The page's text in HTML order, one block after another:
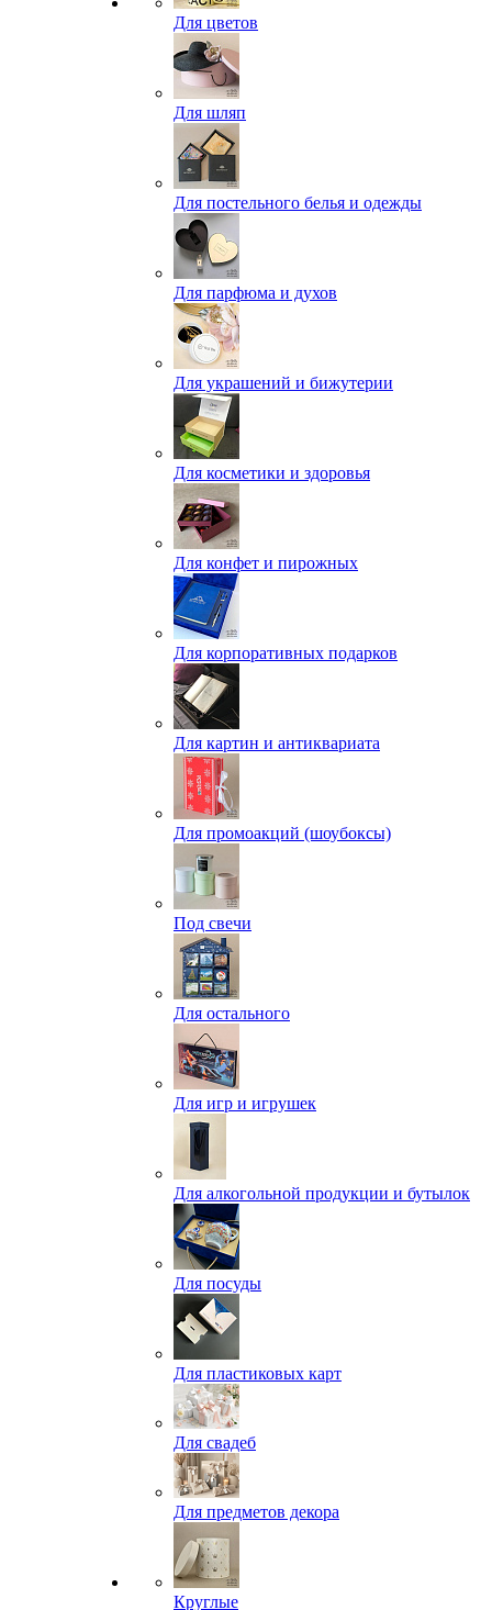
Для цветов
Для шляп
Для постельного белья и одежды
Для парфюма и духов
Для украшений и бижутерии
Для косметики и здоровья
Для конфет и пирожных
Для корпоративных подарков
Для картин и антиквариата
Для промоакций (шоубоксы)
Под свечи
Для остального
Для игр и игрушек
Для алкогольной продукции и бутылок
Для посуды
Для пластиковых карт
Для свадеб
Для предметов декора
Круглые